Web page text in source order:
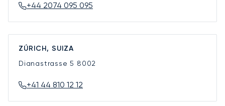
+44 2074 095 095
ZÚRICH, SUIZA
Dianastrasse 5 8002
+41 44 810 12 12